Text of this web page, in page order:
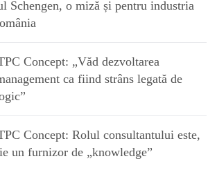
Schengen, o miză și pentru industria
Concept: „Văd dezvoltarea
ca fiind strâns legată de
Concept: Rolul consultantului este,
un furnizor de „knowledge”